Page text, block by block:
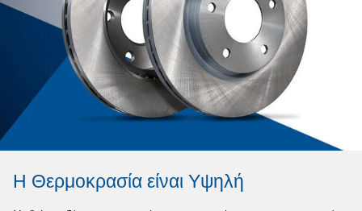
Η Θερμοκρασία είναι Υψηλή